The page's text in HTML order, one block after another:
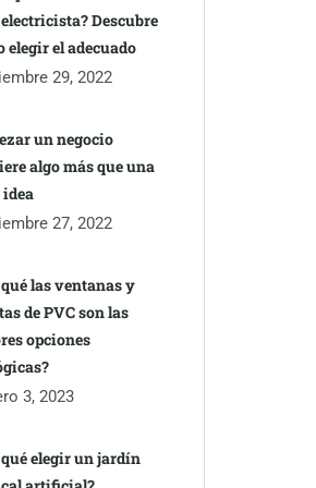
Descubre
elegir el adecuado
29, 2022
un negocio
algo más que una
27, 2022
las ventanas y
de PVC son las
opciones
3, 2023
qué elegir un jardín